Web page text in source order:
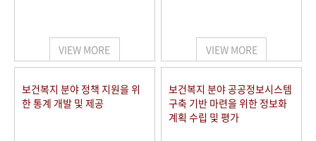
VIEW MORE VIEW MORE
보건복지 분야 정책 지원을 위
한 통계 개발 및 제공
보건복지 분야 공공정보시스템
구축 기반 마련을 위한 정보화
계획 수립 및 평가